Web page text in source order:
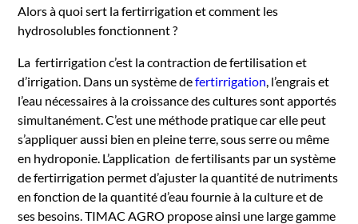
Alors à quoi sert la fertirrigation et comment les
hydrosolubles fonctionnent ?
La fertirrigation c’est la contraction de fertilisation et
d’irrigation. Dans un système defertirrigation, l’engrais et
l’eau nécessaires à la croissance des cultures sont apportés
simultanément. C’est une méthode pratique car elle peut
s’appliquer aussi bien en pleine terre, sous serre ou même
en hydroponie. L’application de fertilisants par un système
de fertirrigation permet d’ajuster la quantité de nutriments
en fonction de la quantité d’eau fournie à la culture et de
ses besoins. TIMAC AGRO propose ainsi une large gamme